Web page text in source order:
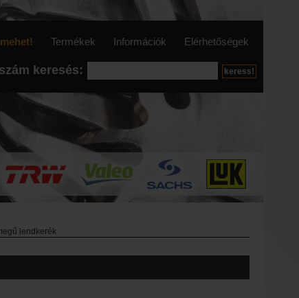
Termékek Információk Elérhetőségek
keresés:
lendkerék